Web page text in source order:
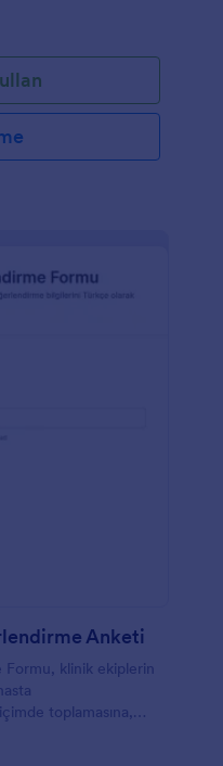
Anketi
Formu, klinik ekiplerin
toplamasına,
olur.